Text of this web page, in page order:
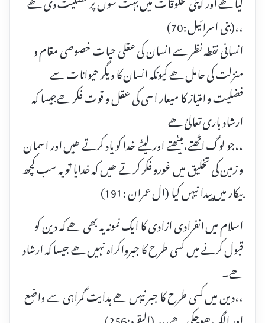
،،(بنی اسرائیل :70)
انسانی نقطہ نظر سے انسان کی عقلی حیات خصوصی مقام و
منزلت کی حامل ھے کیونکہ انسان کا دیگر حیوانات سے
فضلیت و امتیاز کا میعار اسی کی عقل و قوت فکر ھےجیسا کہ
ارشاد باری تعالیٰ ھے
،،جو لوگ اٹھتے،بیٹھتے اور لیٹے خدا کو یاد کرتے ھیں اور اسمان
و زمین کی تخلیق میں غورو فکر کرتے ھیں کہ خدایا تو یہ سب کچھ
بیکار میں پیدا نیہں کیا (ال عمران :191)
اسلام میں انفرادی ازادی کا ایک نمونہ یہ بھی ھے کہ دین کو
قبول کرنے میں کسی طرح کا جبرواکراہ نہیں ھے جیسا کہ ارشاد
ھے۔
،،دین میں کسی طرح کا جبر نیہں ھے ہدایت گمراہی سے واضع